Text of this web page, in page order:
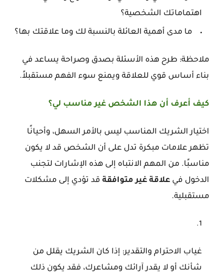
اهتماماتك الشخصية؟
ما مدى أهمية العائلة بالنسبة لك وما علاقتك بها؟
ملاحظة: طرح هذه الأسئلة بصدق وصراحة يساعد في
بناء أساس قوي للعلاقة ويمنع سوء الفهم مستقبلاً.
كيف أعرف أن هذا الشخص غير مناسب لي؟
اختيار الشريك المناسب ليس بالأمر السهل، وأحيانًا
تظهر علامات مبكرة تدل على أن الشخص قد لا يكون
مناسبًا. من المهم الانتباه إلى هذه الإشارات لتجنب
الدخول في علاقة غير متوافقة قد تؤدي إلى مشكلات
مستقبلية.
غياب الاحترام والتقدير: إذا كان الشريك يقلل من
شأنك أو لا يقدر آرائك ومشاعرك، فقد يكون ذلك